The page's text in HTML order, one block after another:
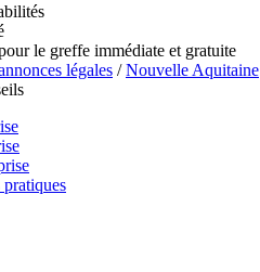
le greffe immédiate et gratuite
légales /Nouvelle Aquitaine